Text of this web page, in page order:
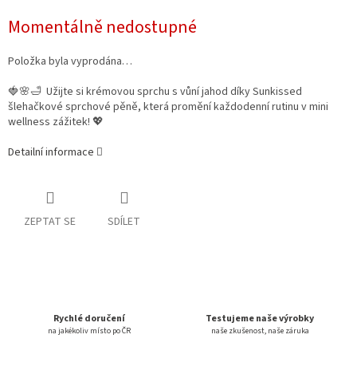
cena:
Momentálně nedostupné
Položka byla vyprodána…
🍓🌸🛁 Užijte si krémovou sprchu s vůní jahod díky Sunkissed
šlehačkové sprchové pěně, která promění každodenní rutinu v mini
wellness zážitek! 💖
Detailní informace
ZEPTAT SE SDÍLET
Rychlé doručení
na jakékoliv místo po ČR
Testujeme naše výrobky
naše zkušenost, naše záruka